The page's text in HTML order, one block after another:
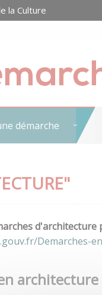
la Culture
démarche
Demarches-
architecture